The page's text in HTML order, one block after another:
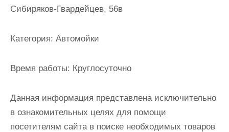
Сибиряков-Гвардейцев, 56в
Категория: Автомойки
Время работы: Круглосуточно
Данная информация представлена исключительно
в ознакомительных целях для помощи
посетителям сайта в поиске необходимых товаров